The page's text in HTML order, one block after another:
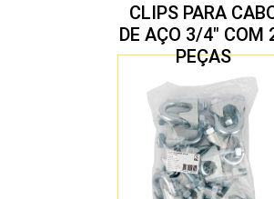
CLIPS PARA
DE AÇO 3/4″ COM
PEÇAS